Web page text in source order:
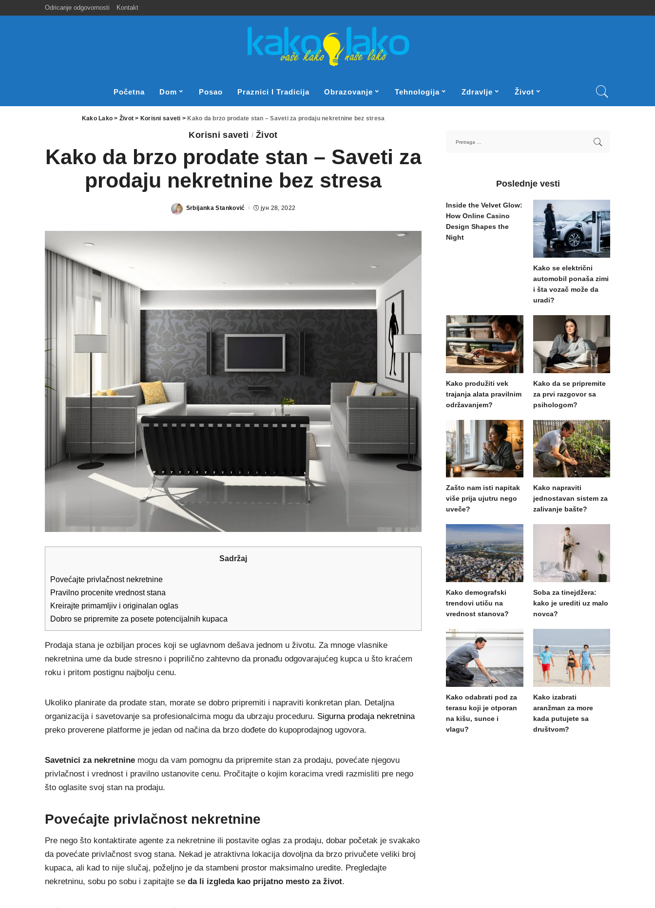
Odricanje odgovornosti Kontakt
Početna Dom Posao Praznici I Tradicija Obrazovanje Tehnologija Zdravlje Život
Kako Lako > Život > Korisni saveti > Kako da brzo prodate stan – Saveti za prodaju nekretnine bez stresa
Korisni saveti Život
Kako da brzo prodate stan – Saveti za
prodaju nekretnine bez stresa
Posted
Srbijanka Stanković јун 28, 2022
Sadržaj
Povećajte privlačnost nekretnine
Pravilno procenite vrednost stana
Kreirajte primamljiv i originalan oglas
Dobro se pripremite za posete potencijalnih kupaca
Prodaja stana je ozbiljan proces koji se uglavnom dešava jednom u životu. Za mnoge vlasnike
nekretnina ume da bude stresno i poprilično zahtevno da pronađu odgovarajućeg kupca u što kraćem
roku i pritom postignu najbolju cenu.
Ukoliko planirate da prodate stan, morate se dobro pripremiti i napraviti konkretan plan. Detaljna
organizacija i savetovanje sa profesionalcima mogu da ubrzaju proceduru. Sigurna prodaja nekretnina
preko proverene platforme je jedan od načina da brzo dođete do kupoprodajnog ugovora.
Savetnici za nekretnine mogu da vam pomognu da pripremite stan za prodaju, povećate njegovu
privlačnost i vrednost i pravilno ustanovite cenu. Pročitajte o kojim koracima vredi razmisliti pre nego
što oglasite svoj stan na prodaju.
Povećajte privlačnost nekretnine
Pre nego što kontaktirate agente za nekretnine ili postavite oglas za prodaju, dobar početak je svakako
da povećate privlačnost svog stana. Nekad je atraktivna lokacija dovoljna da brzo privučete veliki broj
kupaca, ali kad to nije slučaj, poželjno je da stambeni prostor maksimalno uredite. Pregledajte
nekretninu, sobu po sobu i zapitajte se da li izgleda kao prijatno mesto za život.
Poslednje vesti
Inside the Velvet Glow:
How Online Casino
Design Shapes the
Night
Kako se električni
automobil ponaša zimi
i šta vozač može da
uradi?
Kako produžiti vek
trajanja alata pravilnim
održavanjem?
Kako da se pripremite
za prvi razgovor sa
psihologom?
Zašto nam isti napitak
više prija ujutru nego
uveče?
Kako napraviti
jednostavan sistem za
zalivanje bašte?
Kako demografski
trendovi utiču na
vrednost stanova?
Soba za tinejdžera:
kako je urediti uz malo
novca?
Kako odabrati pod za
terasu koji je otporan
na kišu, sunce i
vlagu?
Kako izabrati
aranžman za more
kada putujete sa
društvom?